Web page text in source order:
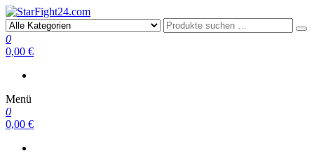
StarFight24.com
Kampfsportartikel
0
0,00 €
Menü
0
0,00 €